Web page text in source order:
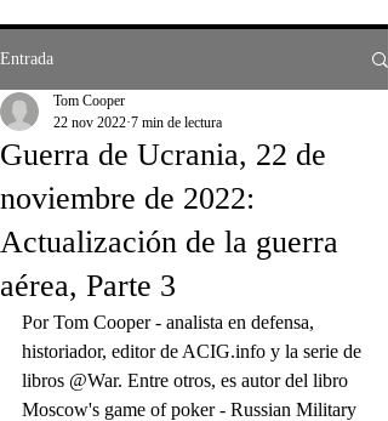
Entrada
Guerra de Ucrania, 22 de
noviembre de 2022:
Actualización de la guerra
aérea, Parte 3
Tom Cooper
22 nov 2022 7 min de lectura
Por Tom Cooper - analista en defensa,
historiador, editor de ACIG.info y la serie de
libros @War. Entre otros, es autor del libro
Moscow's game of poker - Russian Military